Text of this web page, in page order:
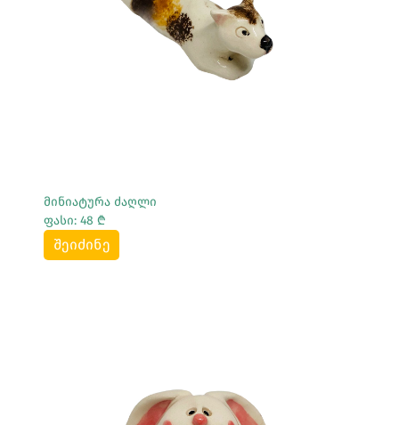
Სრულად Ნახვა
მინიატურა ძაღლი
ფასი: 48 ₾
შეიძინე